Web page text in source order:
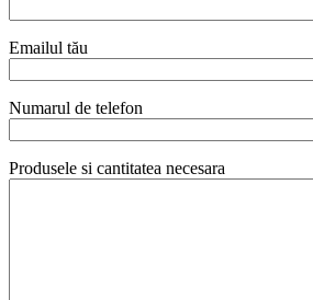
Emailul tău
Numarul de telefon
Produsele si cantitatea necesara